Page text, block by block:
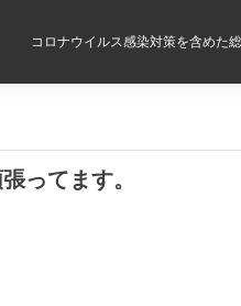
コロナウイルス感染対策を含めた
ってます。